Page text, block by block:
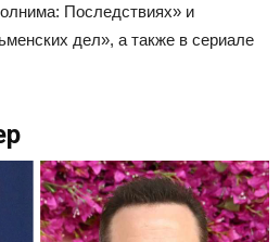
Последствиях» и
дел», а также в сериале